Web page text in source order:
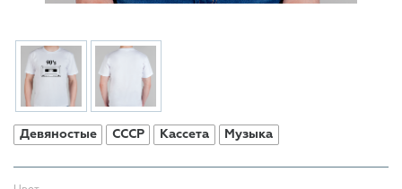
Девяностые СССР Кассета Музыка